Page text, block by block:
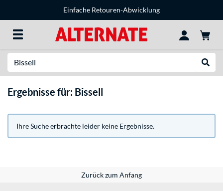
Einfache Retouren-Abwicklung
Ergebnisse für: Bissell
Ihre Suche erbrachte leider keine Ergebnisse.
Zurück zum Anfang